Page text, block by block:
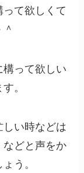
て欲しくて
って欲しい
。
い時などは
などと声をか
う。